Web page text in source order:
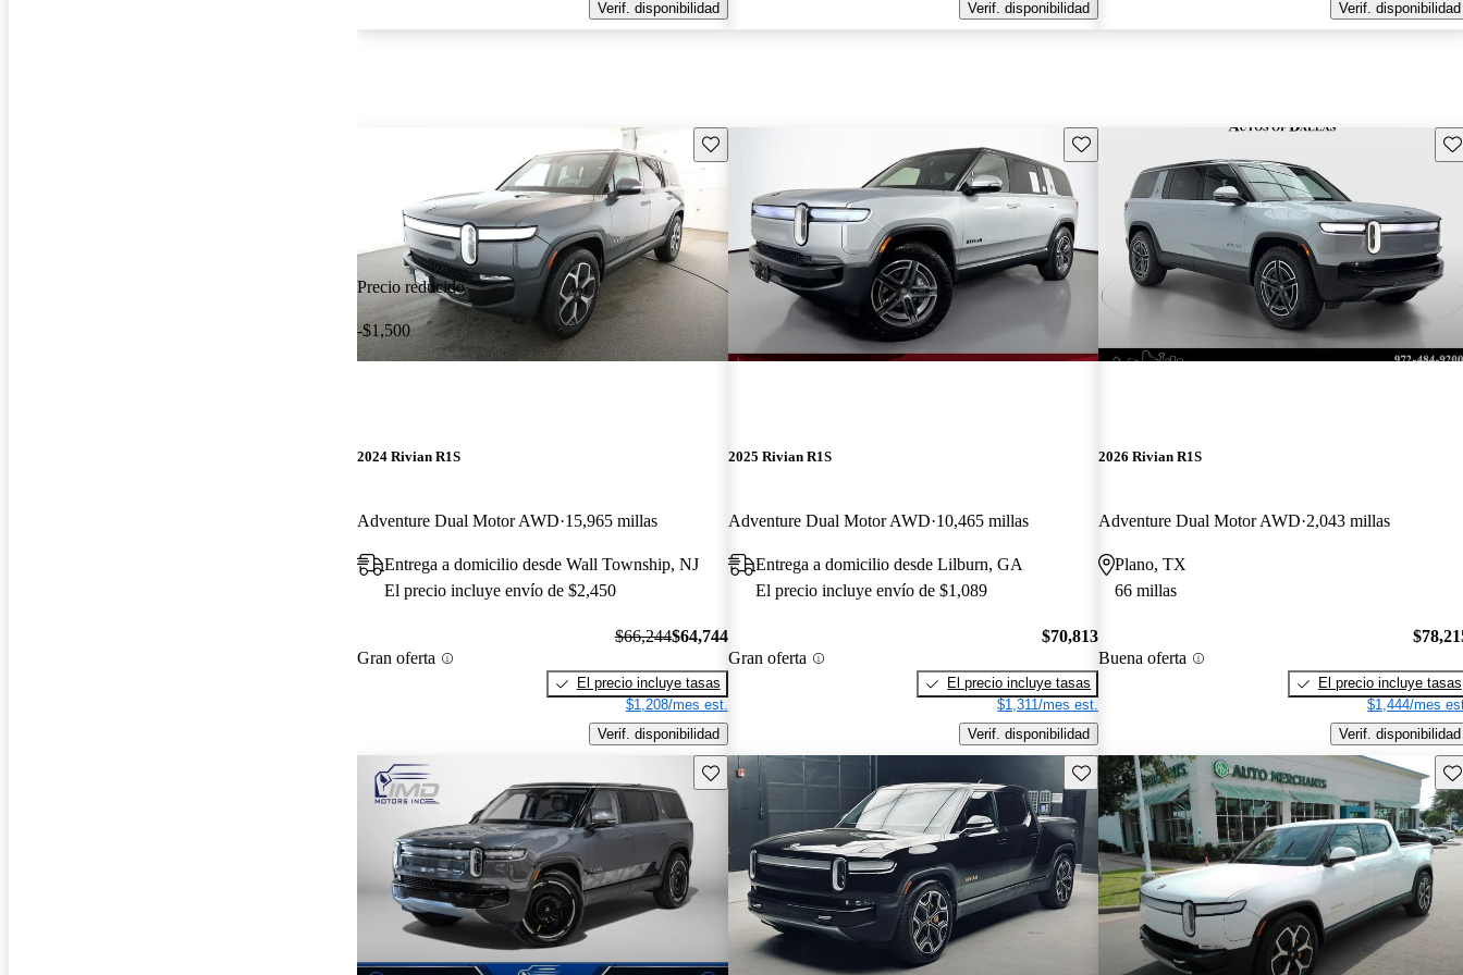
Verif. disponibilidad Verif. disponibilidad Verif. disponibilidad
Precio reducido
-$1,500
Guarda este Aviso
2024 Rivian R1S
Adventure Dual Motor AWD 15,965 millas
Entrega a domicilio desde Wall Township, NJ
El precio incluye envío de $2,450
Gran oferta
$66,244$64,744
El precio incluye tasas
$1,208/mes est.
Verif. disponibilidad
Guarda este Aviso
2025 Rivian R1S
Adventure Dual Motor AWD 10,465 millas
Entrega a domicilio desde Lilburn, GA
El precio incluye envío de $1,089
Gran oferta
$70,813
El precio incluye tasas
$1,311/mes est.
Verif. disponibilidad
2026 Rivian R1S
Adventure Dual Motor AWD 2,043 millas
Plano, TX
66 millas
Buena oferta
El precio incluye tasas
$1,444/mes
Verif. disponibilidad
Guarda este Aviso Guarda este Aviso